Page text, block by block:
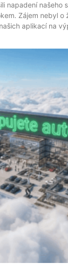
napadení našeho
Zájem nebyl o
aplikací na